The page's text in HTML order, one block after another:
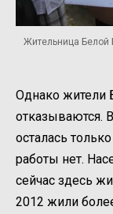
Жительница Белой
Однако жители
отказываются.
осталась
работы нет.
сейчас здесь
2012 жили